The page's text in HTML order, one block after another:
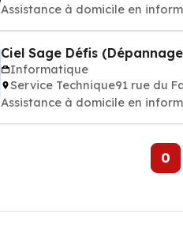
Assistance à domicile en
Ciel Sage Défis
Informatique
Service Technique91 rue du
Assistance à domicile en
0